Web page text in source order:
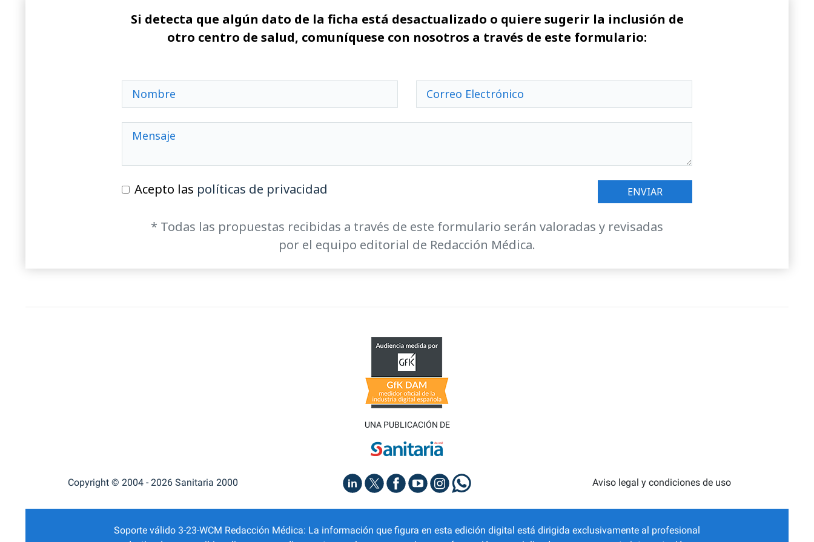
Si detecta que algún dato de la ficha está desactualizado o quiere sugerir la inclusión de
otro centro de salud, comuníquese con nosotros a través de este formulario:
Acepto las políticas de privacidad
* Todas las propuestas recibidas a través de este formulario serán valoradas y revisadas
por el equipo editorial de Redacción Médica.
UNA PUBLICACIÓN DE
Copyright © 2004 - 2026 Sanitaria 2000 Aviso legal y condiciones de uso
Soporte válido 3-23-WCM Redacción Médica: La información que figura en esta edición digital está dirigida exclusivamente al profesional